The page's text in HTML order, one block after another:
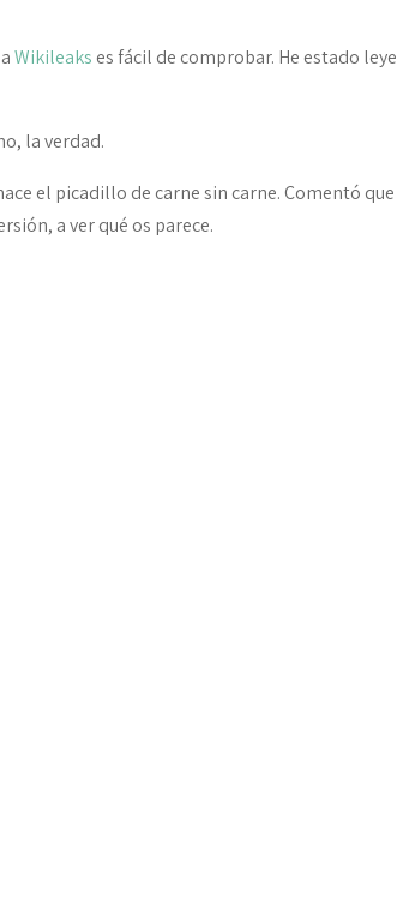
aWikileaks es fácil de comprobar. He estado
la verdad.
el picadillo de carne sin carne. Comentó
a ver qué os parece.